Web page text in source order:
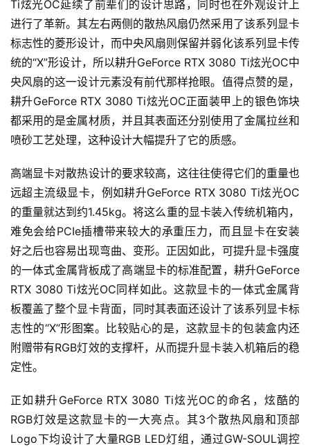
Ti炫光OC延续了前辈们的设计思路，同时也在外观设计上
进行了革新。其左右两侧的散热风扇仍然采用了该系列显卡
标志性的菱形设计，而中央风扇则保留并弱化该系列显卡传
统的“X”形设计，所以耕升GeForce RTX 3080 Ti炫光OC中
央风扇的这一设计元素没有前代那样抢眼。值得点赞的是，
耕升GeForce RTX 3080 Ti炫光OC正面装甲上的银色饰块
都采用的是金属材质，并且其表面还分别使用了金属拉丝和
喷砂工艺处理，这种设计大幅提升了它的质感。
高端显卡对散热设计的要求较高，这往往使得它们的重量也
远超主流级显卡，例如耕升GeForce RTX 3080 Ti炫光OC
的重量就达到约1.45kg。将这么重的显卡装入传统机箱内，
难免会给PCIe插槽带来较大的承重压力，而且显卡在安装
好之后也容易出现弯曲、变形。正因如此，可提升显卡强度
的一体式金属背板成了高端显卡的标准配置，耕升GeForce
RTX 3080 Ti炫光OC同样如此。这款显卡的一体式金属背
板覆盖了整个显卡背面，同时其表面还设计了该系列显卡标
志性的“X”形图案。比较贴心的是，这款显卡的包装盒内还
附赠带有RGB灯效的支撑杆，从而提升显卡装入机箱后的稳
定性。
正如耕升GeForce RTX 3080 Ti炫光OC的命名，炫酷的
RGB灯效是这款显卡的一大亮点。其3个散热风扇和顶部
Logo下均设计了大量RGB LED灯组，通过GW-SOUL调控